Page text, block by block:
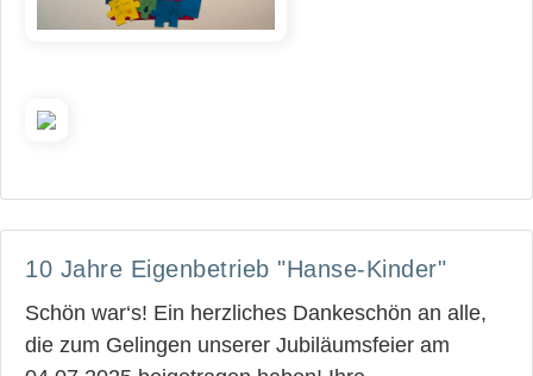
10 Jahre Eigenbetrieb "Hanse-Kinder"
Schön war‘s! Ein herzliches Dankeschön an alle,
die zum Gelingen unserer Jubiläumsfeier am